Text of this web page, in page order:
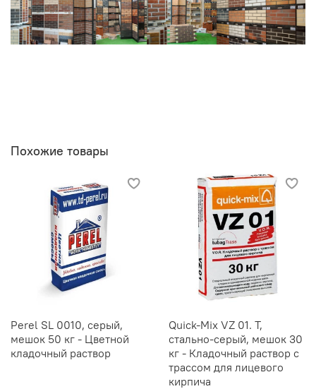
Похожие товары
Perel SL 0010, серый,
мешок 50 кг - Цветной
кладочный раствор
Quick-Mix VZ 01. T,
стально-серый, мешок 30
кг - Кладочный раствор с
трассом для лицевого
кирпича